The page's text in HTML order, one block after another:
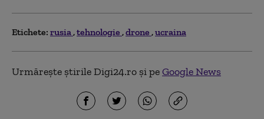
Etichete: rusia tehnologie drone ucraina
Urmărește știrile Digi24.ro și peGoogle News